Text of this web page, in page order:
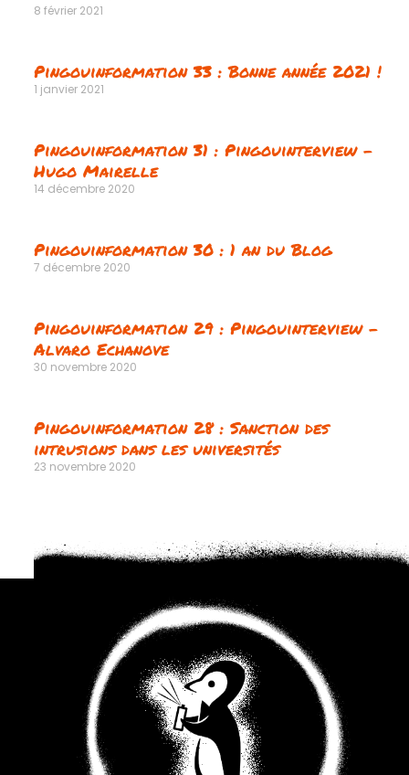
8 février 2021
Pingouinformation 33 : Bonne année 2021 !
1 janvier 2021
Pingouinformation 31 : Pingouinterview –
Hugo Mairelle
14 décembre 2020
Pingouinformation 30 : 1 an du Blog
7 décembre 2020
Pingouinformation 29 : Pingouinterview –
Alvaro Echanove
30 novembre 2020
Pingouinformation 28 : Sanction des
intrusions dans les universités
23 novembre 2020